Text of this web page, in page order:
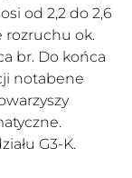
od 2,2 do 2,6
rozruchu ok.
br. Do końca
notabene
G3-K.